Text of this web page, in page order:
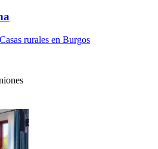
Casas rurales en Burgos